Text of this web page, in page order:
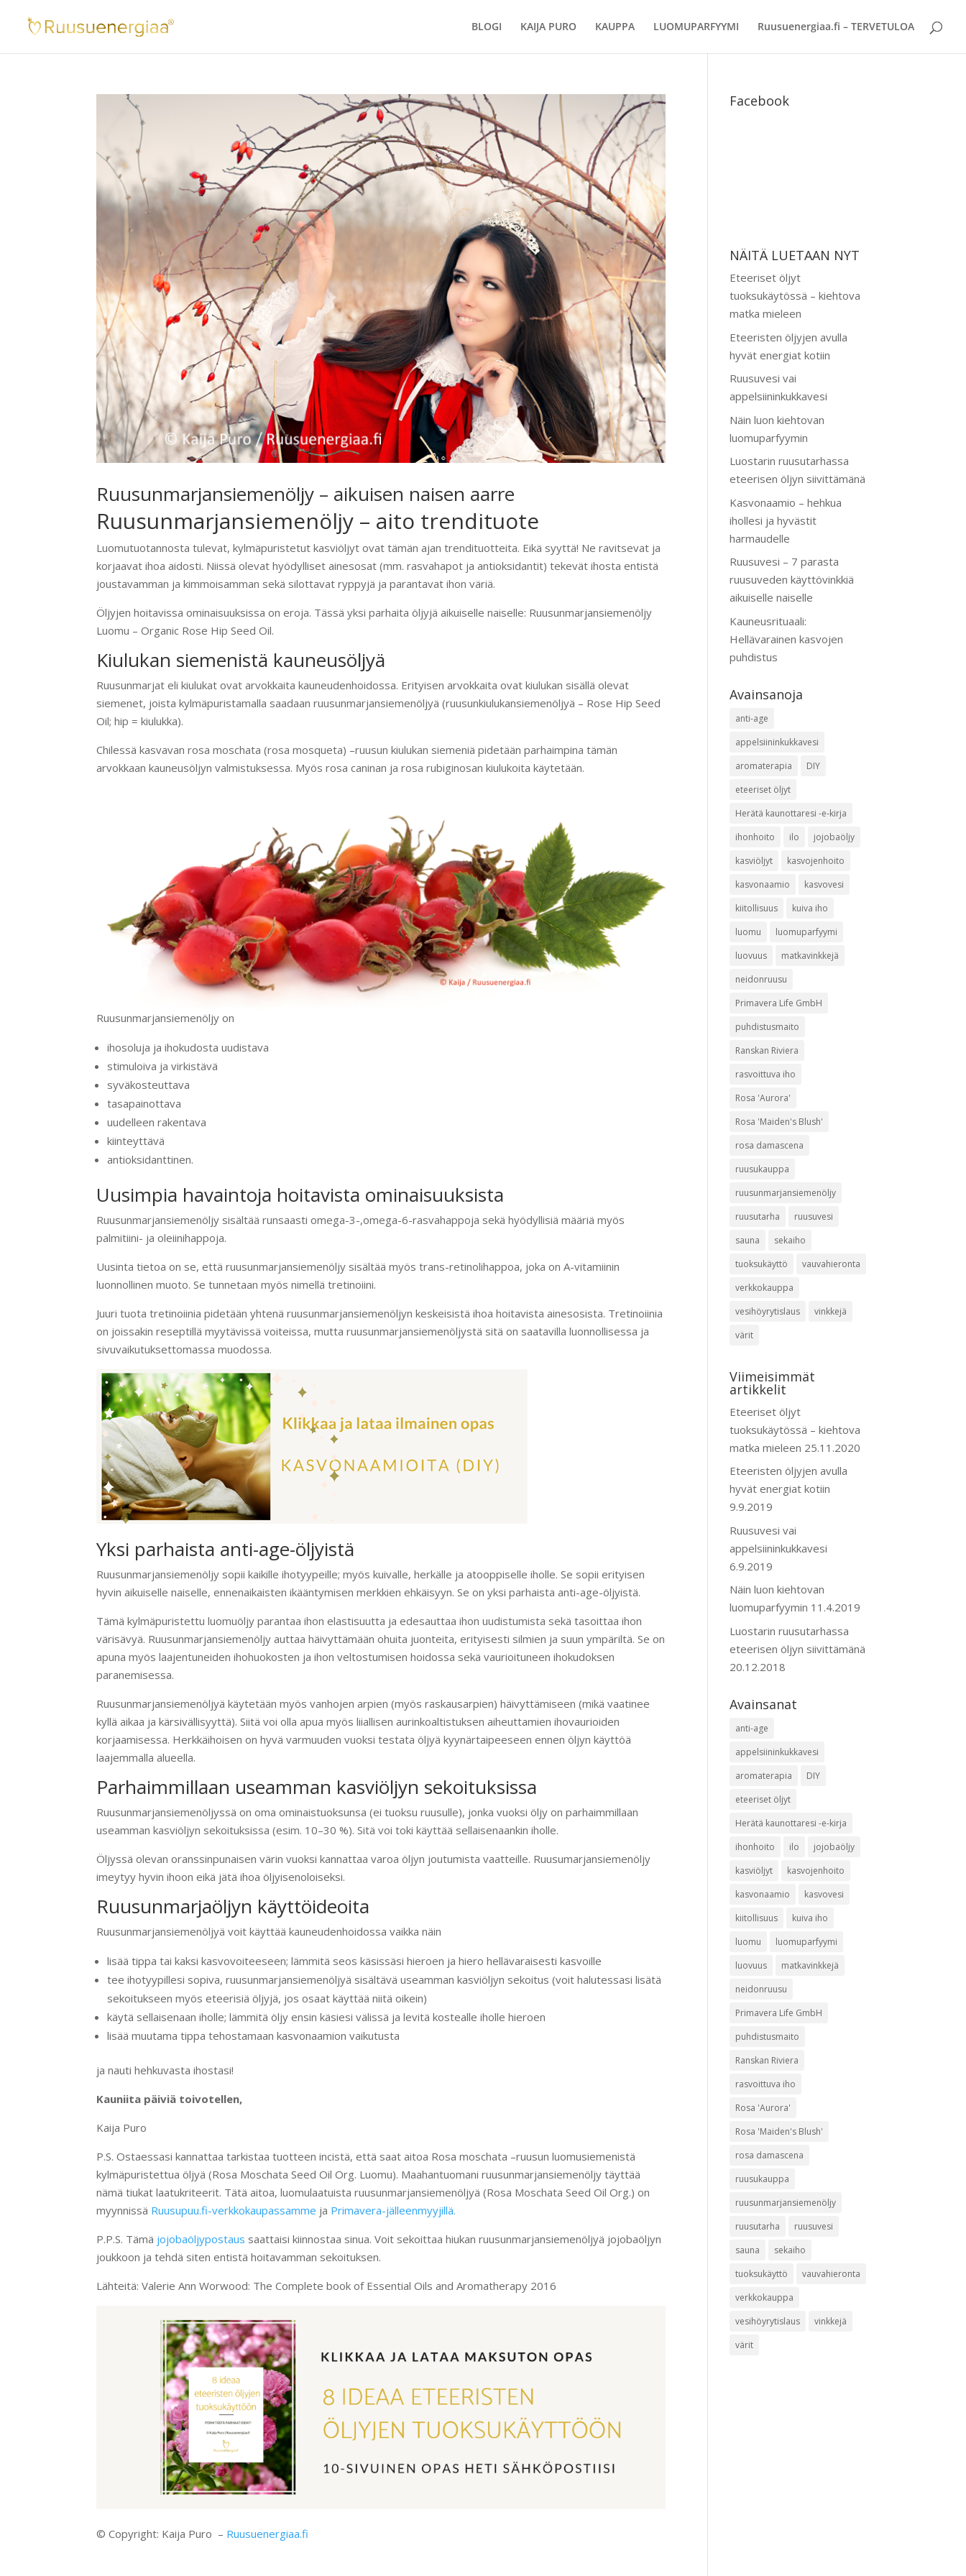
BLOGI KAIJA PURO KAUPPA LUOMUPARFYYMI Ruusuenergiaa.fi – TERVETULOA
Ruusunmarjansiemenöljy – aikuisen naisen aarre
Ruusunmarjansiemenöljy – aito trendituote
Luomutuotannosta tulevat, kylmäpuristetut kasviöljyt ovat tämän ajan trendituotteita. Eikä syyttä! Ne ravitsevat ja
korjaavat ihoa aidosti. Niissä olevat hyödylliset ainesosat (mm. rasvahapot ja antioksidantit) tekevät ihosta entistä
joustavamman ja kimmoisamman sekä silottavat ryppyjä ja parantavat ihon väriä.
Öljyjen hoitavissa ominaisuuksissa on eroja. Tässä yksi parhaita öljyjä aikuiselle naiselle: Ruusunmarjansiemenöljy
Luomu – Organic Rose Hip Seed Oil.
Kiulukan siemenistä kauneusöljyä
Ruusunmarjat eli kiulukat ovat arvokkaita kauneudenhoidossa. Erityisen arvokkaita ovat kiulukan sisällä olevat
siemenet, joista kylmäpuristamalla saadaan ruusunmarjansiemenöljyä (ruusunkiulukansiemenöljyä – Rose Hip Seed
Oil; hip = kiulukka).
Chilessä kasvavan rosa moschata (rosa mosqueta) –ruusun kiulukan siemeniä pidetään parhaimpina tämän
arvokkaan kauneusöljyn valmistuksessa. Myös rosa caninan ja rosa rubiginosan kiulukoita käytetään.
Ruusunmarjansiemenöljy on
ihosoluja ja ihokudosta uudistava
stimuloiva ja virkistävä
syväkosteuttava
tasapainottava
uudelleen rakentava
kiinteyttävä
antioksidanttinen.
Uusimpia havaintoja hoitavista ominaisuuksista
Ruusunmarjansiemenöljy sisältää runsaasti omega-3-,omega-6-rasvahappoja sekä hyödyllisiä määriä myös
palmitiini- ja oleiinihappoja.
Uusinta tietoa on se, että ruusunmarjansiemenöljy sisältää myös trans-retinolihappoa, joka on A-vitamiinin
luonnollinen muoto. Se tunnetaan myös nimellä tretinoiini.
Juuri tuota tretinoiinia pidetään yhtenä ruusunmarjansiemenöljyn keskeisistä ihoa hoitavista ainesosista. Tretinoiinia
on joissakin reseptillä myytävissä voiteissa, mutta ruusunmarjansiemenöljystä sitä on saatavilla luonnollisessa ja
sivuvaikutuksettomassa muodossa.
Yksi parhaista anti-age-öljyistä
Ruusunmarjansiemenöljy sopii kaikille ihotyypeille; myös kuivalle, herkälle ja atooppiselle iholle. Se sopii erityisen
hyvin aikuiselle naiselle, ennenaikaisten ikääntymisen merkkien ehkäisyyn. Se on yksi parhaista anti-age-öljyistä.
Tämä kylmäpuristettu luomuöljy parantaa ihon elastisuutta ja edesauttaa ihon uudistumista sekä tasoittaa ihon
värisävyä. Ruusunmarjansiemenöljy auttaa häivyttämään ohuita juonteita, erityisesti silmien ja suun ympäriltä. Se on
apuna myös laajentuneiden ihohuokosten ja ihon veltostumisen hoidossa sekä vaurioituneen ihokudoksen
paranemisessa.
Ruusunmarjansiemenöljyä käytetään myös vanhojen arpien (myös raskausarpien) häivyttämiseen (mikä vaatinee
kyllä aikaa ja kärsivällisyyttä). Siitä voi olla apua myös liiallisen aurinkoaltistuksen aiheuttamien ihovaurioiden
korjaamisessa. Herkkäihoisen on hyvä varmuuden vuoksi testata öljyä kyynärtaipeeseen ennen öljyn käyttöä
laajemmalla alueella.
Parhaimmillaan useamman kasviöljyn sekoituksissa
Ruusunmarjansiemenöljyssä on oma ominaistuoksunsa (ei tuoksu ruusulle), jonka vuoksi öljy on parhaimmillaan
useamman kasviöljyn sekoituksissa (esim. 10–30 %). Sitä voi toki käyttää sellaisenaankin iholle.
Öljyssä olevan oranssinpunaisen värin vuoksi kannattaa varoa öljyn joutumista vaatteille. Ruusumarjansiemenöljy
imeytyy hyvin ihoon eikä jätä ihoa öljyisenoloiseksi.
Ruusunmarjaöljyn käyttöideoita
Ruusunmarjansiemenöljyä voit käyttää kauneudenhoidossa vaikka näin
lisää tippa tai kaksi kasvovoiteeseen; lämmitä seos käsissäsi hieroen ja hiero hellävaraisesti kasvoille
tee ihotyypillesi sopiva, ruusunmarjansiemenöljyä sisältävä useamman kasviöljyn sekoitus (voit halutessasi lisätä
sekoitukseen myös eteerisiä öljyjä, jos osaat käyttää niitä oikein)
käytä sellaisenaan iholle; lämmitä öljy ensin käsiesi välissä ja levitä kostealle iholle hieroen
lisää muutama tippa tehostamaan kasvonaamion vaikutusta
ja nauti hehkuvasta ihostasi!
Kauniita päiviä toivotellen,
Kaija Puro
P.S. Ostaessasi kannattaa tarkistaa tuotteen incistä, että saat aitoa Rosa moschata –ruusun luomusiemenistä
kylmäpuristettua öljyä (Rosa Moschata Seed Oil Org. Luomu). Maahantuomani ruusunmarjansiemenöljy täyttää
nämä tiukat laatukriteerit. Tätä aitoa, luomulaatuista ruusunmarjansiemenöljyä (Rosa Moschata Seed Oil Org.) on
myynnissä Ruusupuu.fi-verkkokaupassamme ja Primavera-jälleenmyyjillä.
P.P.S. Tämä jojobaöljypostaus saattaisi kiinnostaa sinua. Voit sekoittaa hiukan ruusunmarjansiemenöljyä jojobaöljyn
joukkoon ja tehdä siten entistä hoitavamman sekoituksen.
Lähteitä: Valerie Ann Worwood: The Complete book of Essential Oils and Aromatherapy 2016
© Copyright: Kaija Puro – Ruusuenergiaa.fi
Facebook
NÄITÄ LUETAAN NYT
Eteeriset öljyt
tuoksukäytössä – kiehtova
matka mieleen
Eteeristen öljyjen avulla
hyvät energiat kotiin
Ruusuvesi vai
appelsiininkukkavesi
Näin luon kiehtovan
luomuparfyymin
Luostarin ruusutarhassa
eteerisen öljyn siivittämänä
Kasvonaamio – hehkua
ihollesi ja hyvästit
harmaudelle
Ruusuvesi – 7 parasta
ruusuveden käyttövinkkiä
aikuiselle naiselle
Kauneusrituaali:
Hellävarainen kasvojen
puhdistus
Avainsanoja
anti-age
appelsiininkukkavesi
aromaterapia
DIY
eteeriset öljyt
Herätä kaunottaresi -e-kirja
ihonhoito
ilo
jojobaöljy
kasviöljyt
kasvojenhoito
kasvonaamio
kasvovesi
kiitollisuus
kuiva iho
luomu
luomuparfyymi
luovuus
matkavinkkejä
neidonruusu
Primavera Life GmbH
puhdistusmaito
Ranskan Riviera
rasvoittuva iho
Rosa 'Aurora'
Rosa 'Maiden's Blush'
rosa damascena
ruusukauppa
ruusunmarjansiemenöljy
ruusutarha
ruusuvesi
sauna
sekaiho
tuoksukäyttö
vauvahieronta
verkkokauppa
vesihöyrytislaus
vinkkejä
värit
Viimeisimmät
artikkelit
Eteeriset öljyt
tuoksukäytössä – kiehtova
matka mieleen 25.11.2020
Eteeristen öljyjen avulla
hyvät energiat kotiin
9.9.2019
Ruusuvesi vai
appelsiininkukkavesi
6.9.2019
Näin luon kiehtovan
luomuparfyymin 11.4.2019
Luostarin ruusutarhassa
eteerisen öljyn siivittämänä
20.12.2018
Avainsanat
anti-age
appelsiininkukkavesi
aromaterapia
DIY
eteeriset öljyt
Herätä kaunottaresi -e-kirja
ihonhoito
ilo
jojobaöljy
kasviöljyt
kasvojenhoito
kasvonaamio
kasvovesi
kiitollisuus
kuiva iho
luomu
luomuparfyymi
luovuus
matkavinkkejä
neidonruusu
Primavera Life GmbH
puhdistusmaito
Ranskan Riviera
rasvoittuva iho
Rosa 'Aurora'
Rosa 'Maiden's Blush'
rosa damascena
ruusukauppa
ruusunmarjansiemenöljy
ruusutarha
ruusuvesi
sauna
sekaiho
tuoksukäyttö
vauvahieronta
verkkokauppa
vesihöyrytislaus
vinkkejä
värit